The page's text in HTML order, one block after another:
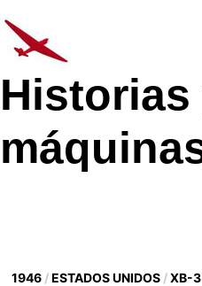
al
contenido
Historias
1946/ESTADOS UNIDOS/XB-